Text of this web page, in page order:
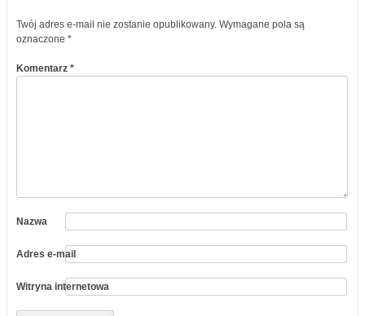
Twój adres e-mail nie zostanie opublikowany. Wymagane pola są
oznaczone *
Komentarz *
Nazwa
Adres e-mail
Witryna internetowa